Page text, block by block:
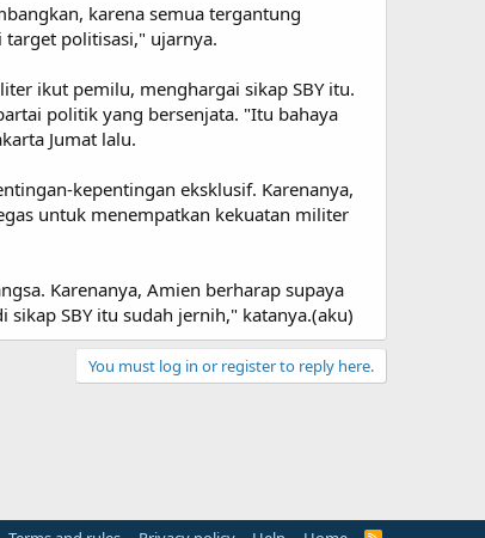
karena semua tergantung
target politisasi," ujarnya.
ikut pemilu, menghargai sikap SBY itu.
politik yang bersenjata. "Itu bahaya
Jumat lalu.
kepentingan eksklusif. Karenanya,
untuk menempatkan kekuatan militer
Karenanya, Amien berharap supaya
SBY itu sudah jernih," katanya.(aku)
You must log in or register to reply here.